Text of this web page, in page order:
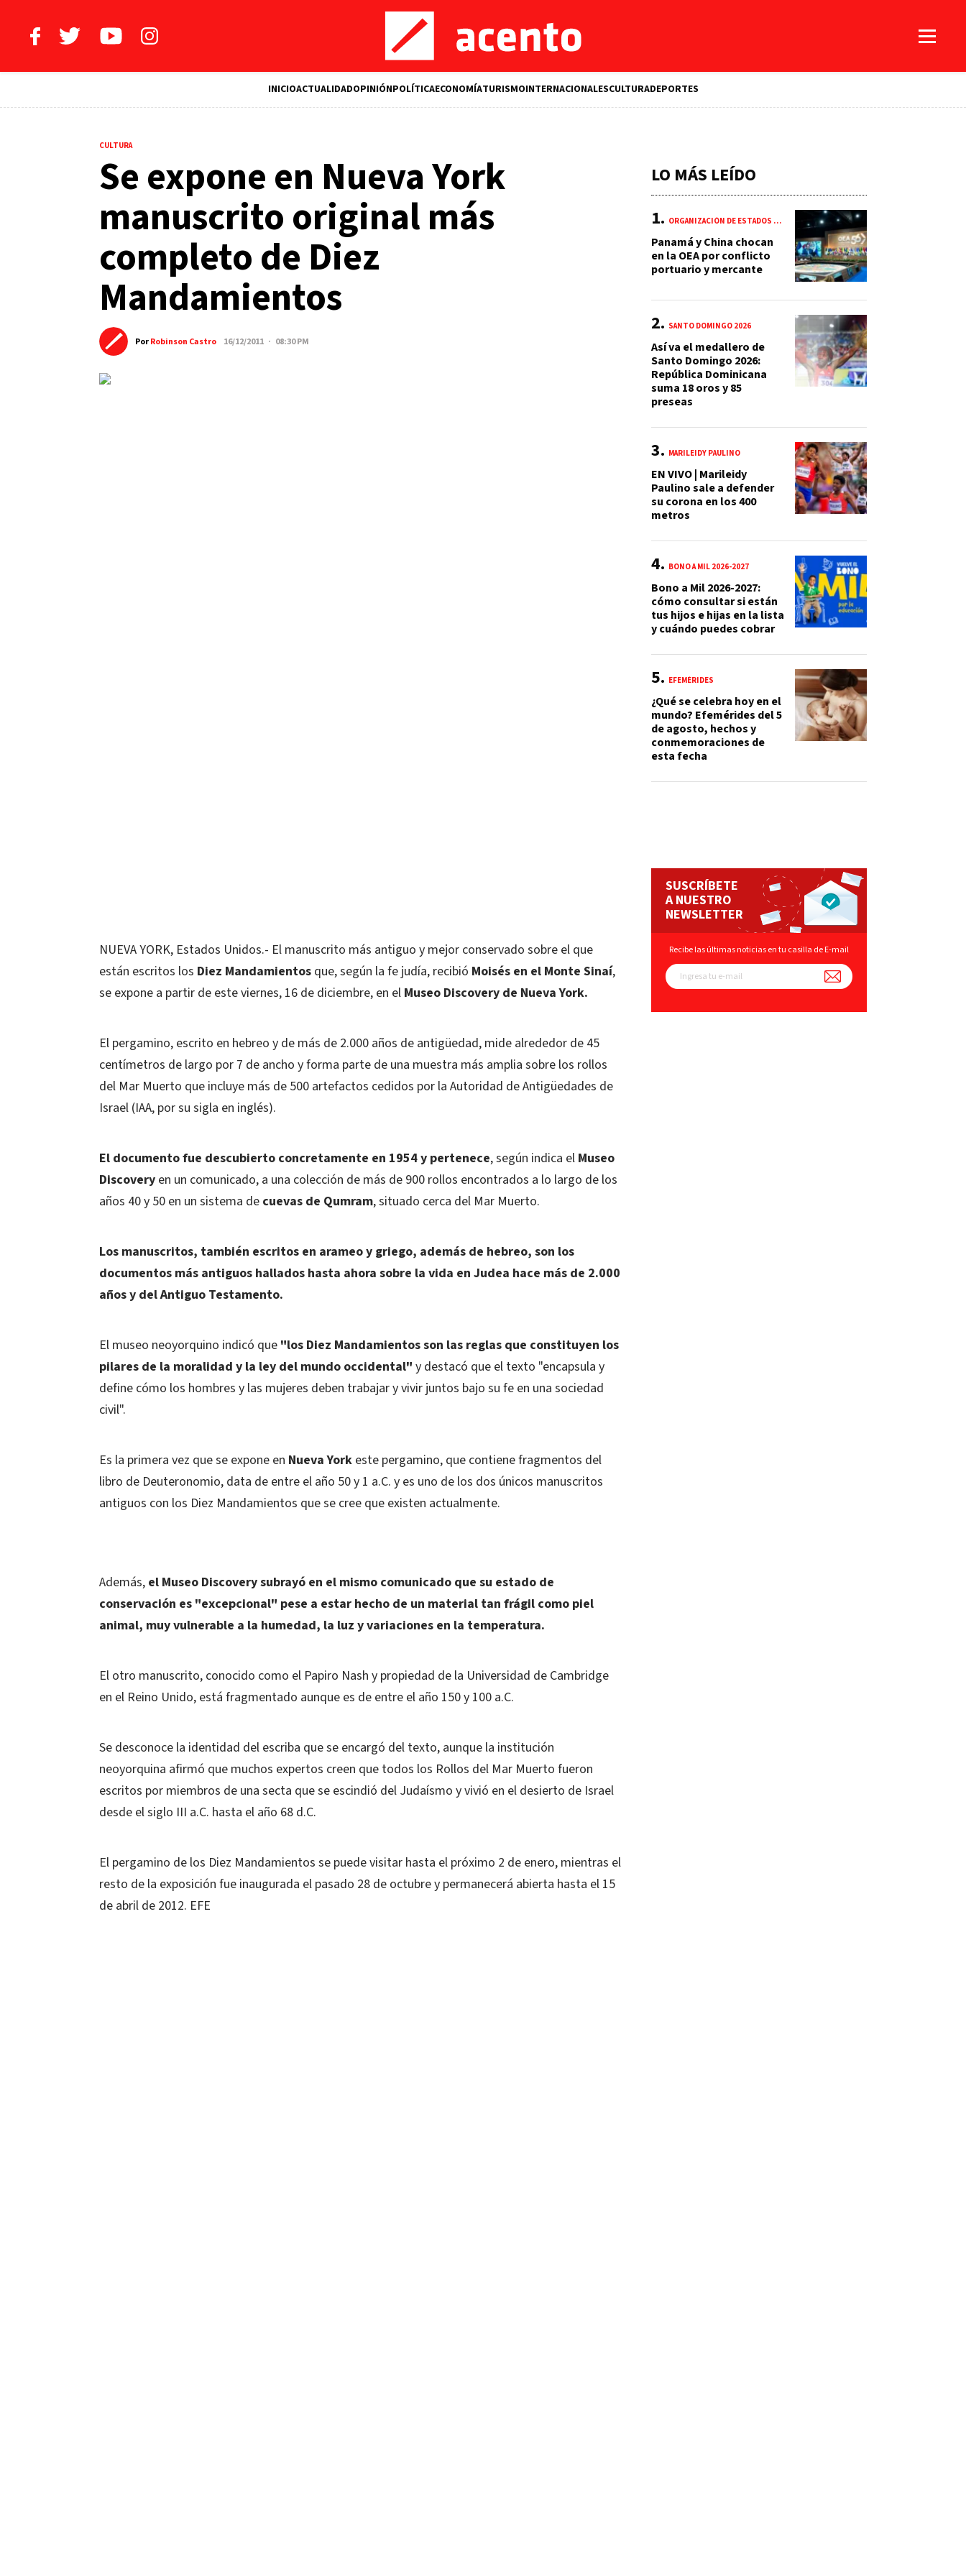
INICIOACTUALIDADOPINIÓNPOLÍTICAECONOMÍATURISMOINTERNACIONALESCULTURADEPORTES
CULTURA
Se expone en Nueva York
manuscrito original más
completo de Diez
Mandamientos
PorRobinson Castro 16/12/2011 · 08:30 PM
NUEVA YORK, Estados Unidos.- El manuscrito más antiguo y mejor conservado sobre el que
están escritos los Diez Mandamientos que, según la fe judía, recibió Moisés en el Monte Sinaí,
se expone a partir de este viernes, 16 de diciembre, en el Museo Discovery de Nueva York.
El pergamino, escrito en hebreo y de más de 2.000 años de antigüedad, mide alrededor de 45
centímetros de largo por 7 de ancho y forma parte de una muestra más amplia sobre los rollos
del Mar Muerto que incluye más de 500 artefactos cedidos por la Autoridad de Antigüedades de
Israel (IAA, por su sigla en inglés).
El documento fue descubierto concretamente en 1954 y pertenece, según indica el Museo
Discovery en un comunicado, a una colección de más de 900 rollos encontrados a lo largo de los
años 40 y 50 en un sistema de cuevas de Qumram, situado cerca del Mar Muerto.
Los manuscritos, también escritos en arameo y griego, además de hebreo, son los
documentos más antiguos hallados hasta ahora sobre la vida en Judea hace más de 2.000
años y del Antiguo Testamento.
El museo neoyorquino indicó que "los Diez Mandamientos son las reglas que constituyen los
pilares de la moralidad y la ley del mundo occidental" y destacó que el texto "encapsula y
define cómo los hombres y las mujeres deben trabajar y vivir juntos bajo su fe en una sociedad
civil".
Es la primera vez que se expone en Nueva York este pergamino, que contiene fragmentos del
libro de Deuteronomio, data de entre el año 50 y 1 a.C. y es uno de los dos únicos manuscritos
antiguos con los Diez Mandamientos que se cree que existen actualmente.
Además, el Museo Discovery subrayó en el mismo comunicado que su estado de
conservación es "excepcional" pese a estar hecho de un material tan frágil como piel
animal, muy vulnerable a la humedad, la luz y variaciones en la temperatura.
El otro manuscrito, conocido como el Papiro Nash y propiedad de la Universidad de Cambridge
en el Reino Unido, está fragmentado aunque es de entre el año 150 y 100 a.C.
Se desconoce la identidad del escriba que se encargó del texto, aunque la institución
neoyorquina afirmó que muchos expertos creen que todos los Rollos del Mar Muerto fueron
escritos por miembros de una secta que se escindió del Judaísmo y vivió en el desierto de Israel
desde el siglo III a.C. hasta el año 68 d.C.
El pergamino de los Diez Mandamientos se puede visitar hasta el próximo 2 de enero, mientras el
resto de la exposición fue inaugurada el pasado 28 de octubre y permanecerá abierta hasta el 15
de abril de 2012. EFE
LO MÁS LEÍDO
ORGANIZACIÓN DE ESTADOS AMERICANOS (OEA)
Panamá y China chocan
en la OEA por conflicto
portuario y mercante
SANTO DOMINGO 2026
Así va el medallero de
Santo Domingo 2026:
República Dominicana
suma 18 oros y 85
preseas
MARILEIDY PAULINO
EN VIVO | Marileidy
Paulino sale a defender
su corona en los 400
metros
BONO A MIL 2026-2027
Bono a Mil 2026-2027:
cómo consultar si están
tus hijos e hijas en la lista
y cuándo puedes cobrar
EFEMÉRIDES
¿Qué se celebra hoy en el
mundo? Efemérides del 5
de agosto, hechos y
conmemoraciones de
esta fecha
SUSCRÍBETE
A NUESTRO
NEWSLETTER
Recibe las últimas noticias en tu casilla de E-mail